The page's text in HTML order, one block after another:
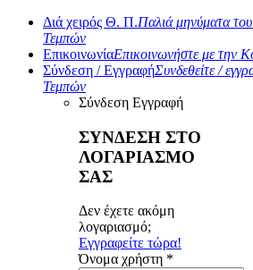
Διά χειρός Θ. Π.Παλιά μηνύματα
Τεμπών
ΕπικοινωνίαΕπικοινωνήστε με την
Σύνδεση / ΕγγραφήΣυνδεθείτε /
Τεμπών
Σύνδεση Εγγραφή
ΣΥΝΔΕΣΗ ΣΤΟ
ΛΟΓΑΡΙΑΣΜΟ
ΣΑΣ
Δεν έχετε ακόμη
λογαριασμό;
Εγγραφείτε τώρα!
Όνομα χρήστη *